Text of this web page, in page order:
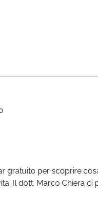
gratuito per scoprire
Il dott. Marco Chiera ci